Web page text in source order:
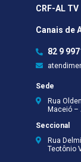
CRF-AL TV
Canais de
82 9
Sede
Rua
Maceió –
Seccional
Rua
Teotônio